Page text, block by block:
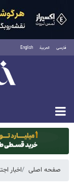
فارسی العربية English
صفحه اصلی اخبار